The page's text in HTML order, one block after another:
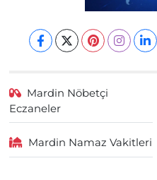
Mardin Nöbetçi
Eczaneler
Mardin Namaz Vakitleri